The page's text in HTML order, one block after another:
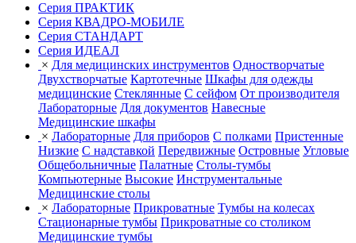
Серия ПРАКТИК
Серия КВАДРО-МОБИЛЕ
Серия СТАНДАРТ
Серия ИДЕАЛ
× Для медицинских инструментов Одностворчатые
Двухстворчатые Картотечные Шкафы для одежды
медицинские Стеклянные С сейфом От производителя
Лабораторные Для документов Навесные
Медицинские шкафы
× Лабораторные Для приборов С полками Пристенные
Низкие С надставкой Передвижные Островные Угловые
Общебольничные Палатные Столы-тумбы
Компьютерные Высокие Инструментальные
Медицинские столы
× Лабораторные Прикроватные Тумбы на колесах
Стационарные тумбы Прикроватные со столиком
Медицинские тумбы